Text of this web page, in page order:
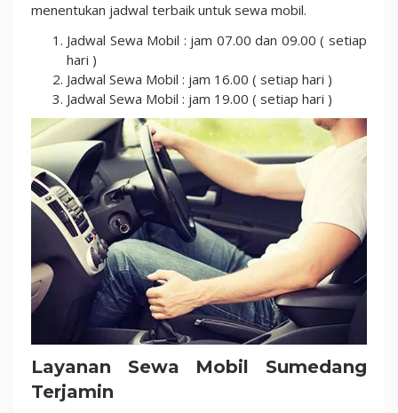
menentukan jadwal terbaik untuk sewa mobil.
Jadwal Sewa Mobil : jam 07.00 dan 09.00 ( setiap
hari )
Jadwal Sewa Mobil : jam 16.00 ( setiap hari )
Jadwal Sewa Mobil : jam 19.00 ( setiap hari )
Layanan Sewa Mobil Sumedang
Terjamin